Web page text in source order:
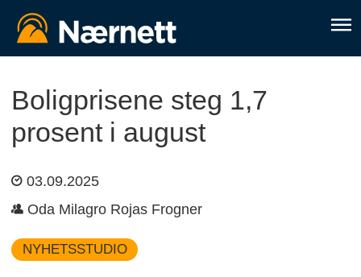
Boligprisene steg 1,7
prosent i august
03.09.2025
Oda Milagro Rojas Frogner
NYHETSSTUDIO